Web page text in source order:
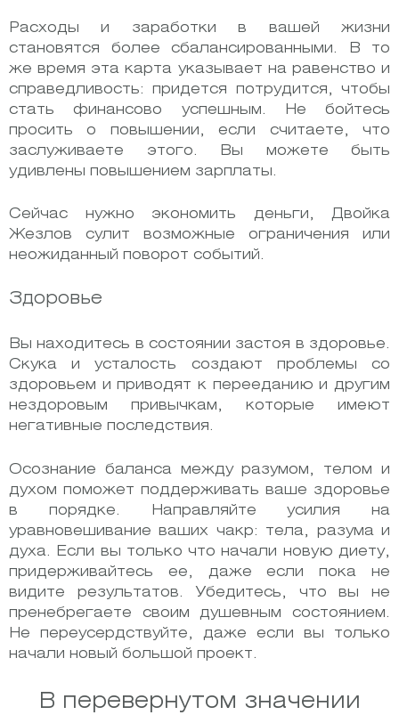
Расходы и заработки в вашей жизни
становятся более сбалансированными. В то
же время эта карта указывает на равенство и
справедливость: придется потрудится, чтобы
стать финансово успешным. Не бойтесь
просить о повышении, если считаете, что
заслуживаете этого. Вы можете быть
удивлены повышением зарплаты.
Сейчас нужно экономить деньги, Двойка
Жезлов сулит возможные ограничения или
неожиданный поворот событий.
Здоровье
Вы находитесь в состоянии застоя в здоровье.
Скука и усталость создают проблемы со
здоровьем и приводят к перееданию и другим
нездоровым привычкам, которые имеют
негативные последствия.
Осознание баланса между разумом, телом и
духом поможет поддерживать ваше здоровье
в порядке. Направляйте усилия на
уравновешивание ваших чакр: тела, разума и
духа. Если вы только что начали новую диету,
придерживайтесь ее, даже если пока не
видите результатов. Убедитесь, что вы не
пренебрегаете своим душевным состоянием.
Не переусердствуйте, даже если вы только
начали новый большой проект.
В перевернутом значении